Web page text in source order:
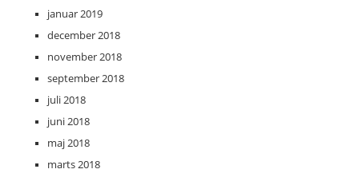
januar 2019
december 2018
november 2018
september 2018
juli 2018
juni 2018
maj 2018
marts 2018